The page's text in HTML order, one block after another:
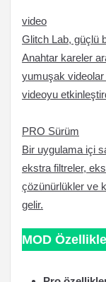
video
Glitch Lab, güçlü
Anahtar kareler
yumuşak videolar
videoyu
PRO Sürüm
Bir uygulama içi
ekstra filtreler,
çözünürlükler ve
gelir.
MOD